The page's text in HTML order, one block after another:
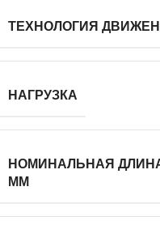
ТЕХНОЛОГИЯ
НАГРУЗКА
НОМИНАЛЬНАЯ
ММ